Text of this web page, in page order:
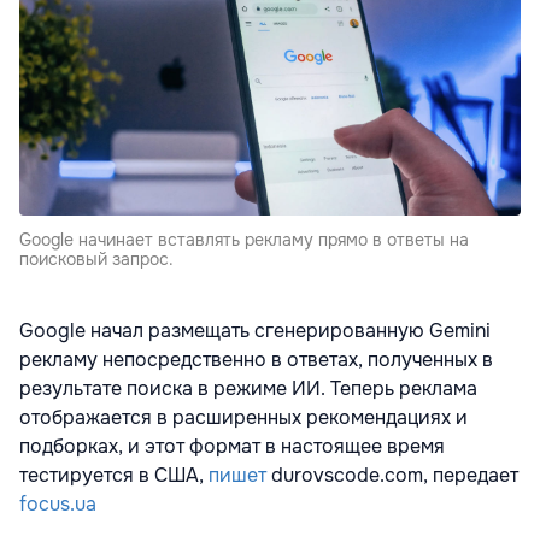
Google начинает вставлять рекламу прямо в ответы на
поисковый запрос.
Google начал размещать сгенерированную Gemini
рекламу непосредственно в ответах, полученных в
результате поиска в режиме ИИ. Теперь реклама
отображается в расширенных рекомендациях и
подборках, и этот формат в настоящее время
тестируется в США, пишетdurovscode.com, передает
focus.ua